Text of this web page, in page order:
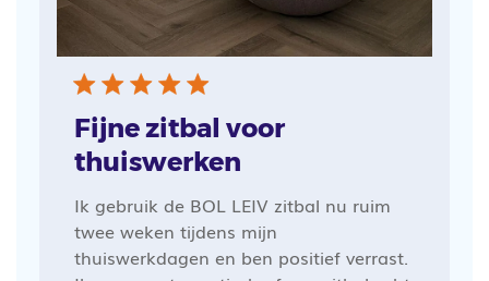
Fijne zitbal voor
thuiswerken
Ik gebruik de BOL LEIV zitbal nu ruim
twee weken tijdens mijn
thuiswerkdagen en ben positief verrast.